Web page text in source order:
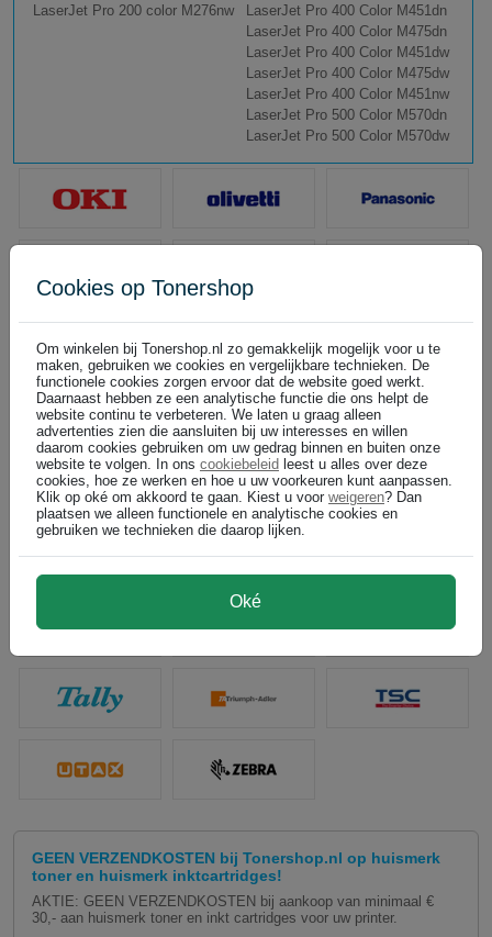
LaserJet Pro 200 color M276nw
LaserJet Pro 400 Color M451dn
LaserJet Pro 400 Color M475dn
LaserJet Pro 400 Color M451dw
LaserJet Pro 400 Color M475dw
LaserJet Pro 400 Color M451nw
LaserJet Pro 500 Color M570dn
LaserJet Pro 500 Color M570dw
GEEN VERZENDKOSTEN bij Tonershop.nl op huismerk
toner en huismerk inktcartridges!
AKTIE: GEEN VERZENDKOSTEN bij aankoop van minimaal €
30,- aan huismerk toner en inkt cartridges voor uw printer.
Cookies op Tonershop
Om winkelen bij Tonershop.nl zo gemakkelijk mogelijk voor u te
maken, gebruiken we cookies en vergelijkbare technieken. De
functionele cookies zorgen ervoor dat de website goed werkt.
Daarnaast hebben ze een analytische functie die ons helpt de
website continu te verbeteren. We laten u graag alleen
advertenties zien die aansluiten bij uw interesses en willen
daarom cookies gebruiken om uw gedrag binnen en buiten onze
website te volgen. In ons cookiebeleid leest u alles over deze
cookies, hoe ze werken en hoe u uw voorkeuren kunt aanpassen.
Klik op oké om akkoord te gaan. Kiest u voor weigeren? Dan
plaatsen we alleen functionele en analytische cookies en
gebruiken we technieken die daarop lijken.
Oké